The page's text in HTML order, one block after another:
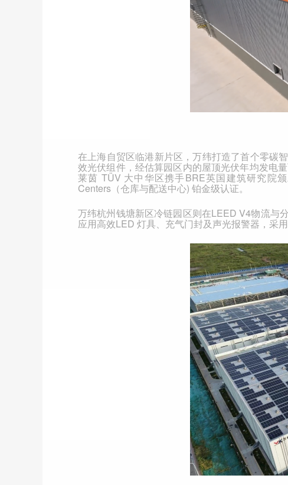
在上海自贸区临港新片区，万纬打造了首个零碳
效光伏组件，经估算园区内的屋顶光伏年均发电
莱茵 TÜV 大中华区携手BRE英国建筑研究院
Centers （仓库与配送中心) 铂金级认证。
万纬杭州钱塘新区冷链园区则在LEED V4物流与
应用高效LED 灯具、充气门封及声光报警器，采